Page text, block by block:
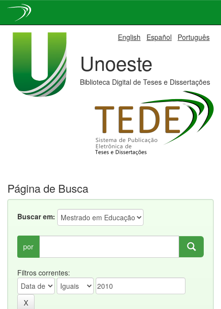
English Español Português
Unoeste
Biblioteca Digital de Teses e Dissertações
Página de Busca
Buscar em:
por
Filtros correntes: